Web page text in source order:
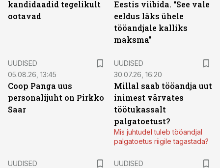
kandidaadid tegelikult
ootavad
Eestis viibida. “See vale
eeldus läks ühele
tööandjale kalliks
maksma”
UUDISED
05.08.26, 13:45
Coop Panga uus
personalijuht on Pirkko
Saar
UUDISED
30.07.26, 16:20
Millal saab tööandja uut
inimest värvates
töötukassalt
palgatoetust?
Mis juhtudel tuleb tööandjal
palgatoetus riigile tagastada?
UUDISED
UUDISED